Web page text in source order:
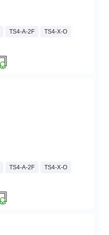
TS4-A-2F TS4-X-O
TS4-A-2F TS4-X-O